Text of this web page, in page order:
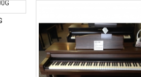
14,000,000đ